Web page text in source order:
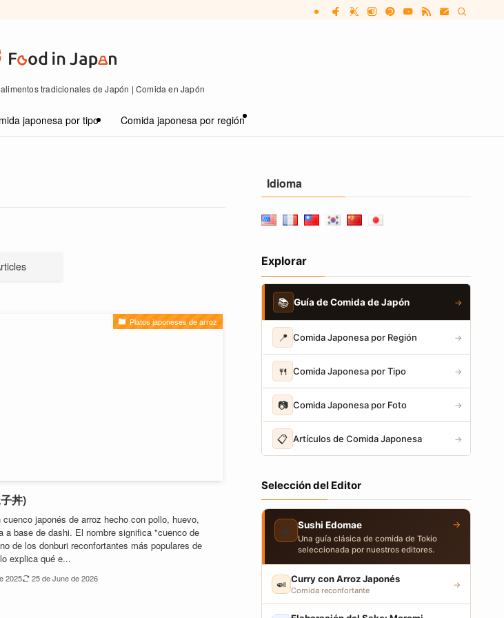
tradicionales de Japón | Comida en Japón
japonesa por tipo Comida japonesa por región
Platos japoneses de arroz
丼)
japonés de arroz hecho con pollo, huevo,
a base de dashi. El nombre significa "cuenco de
de los donburi reconfortantes más populares de
explica qué e...
2025 25 de June de 2026
Idioma
Explorar
📚 Guía de Comida de Japón →
📍 Comida Japonesa por Región →
🍴 Comida Japonesa por Tipo →
📷 Comida Japonesa por Foto →
📋 Artículos de Comida Japonesa →
Selección del Editor
🍣 Sushi Edomae
Una guía clásica de comida de Tokio
seleccionada por nuestros editores.
→
🍛 Curry con Arroz Japonés
Comida reconfortante
→